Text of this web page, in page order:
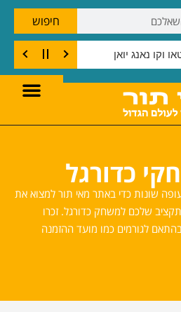
וקו נאנג יואן
חיפוש
כדורגל
שונות כדי באתר מאי תור למצוא את
שלכם למשחק כדורגל. זכרו
לגורמים כמו מועד ההזמנה